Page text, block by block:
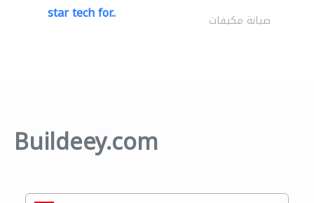
star tech for.. صيانة مكيفات
Buildeey.com